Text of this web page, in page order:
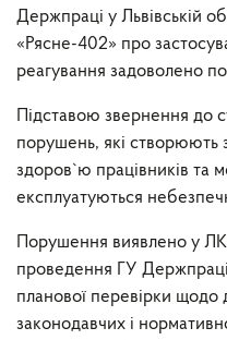
Держпраці у Львівській
«Рясне-402» про
реагування задоволено
Підставою звернення до
порушень, які створюють
здоров`ю працівників та
експлуатуються
Порушення виявлено у
проведення ГУ Держпраці
планової перевірки щодо
законодавчих і